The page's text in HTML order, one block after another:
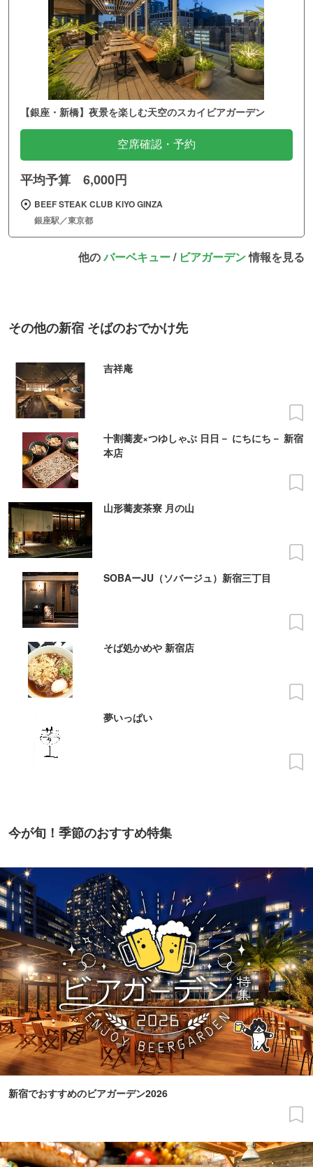
【銀座・新橋】夜景を楽しむ天空のスカイビアガーデン
空席確認・予約
平均予算 6,000円
BEEF STEAK CLUB KIYO GINZA
銀座駅／東京都
他のバーベキュー/ ビアガーデン情報を見る
その他の新宿 そばのおでかけ先
吉祥庵
十割蕎麦×つゆしゃぶ 日日－ にちにち－ 新宿
本店
山形蕎麦茶寮 月の山
SOBAーJU（ソバージュ）新宿三丁目
そば処かめや 新宿店
夢いっぱい
今が旬！季節のおすすめ特集
新宿でおすすめのビアガーデン2026